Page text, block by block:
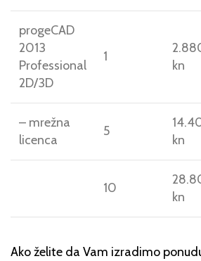
progeCAD
2013
Professional
2D/3D
1
kn
– mrežna
licenca
5
kn
10
kn
Ako želite da Vam izradimo